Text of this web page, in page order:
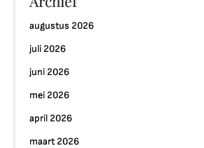
augustus 2026
juli 2026
juni 2026
mei 2026
april 2026
maart 2026